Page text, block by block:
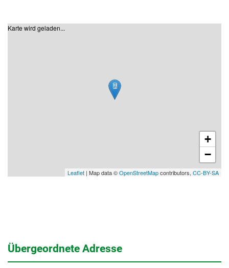
Karte wird geladen...
+
−
Leaflet | Map data ©OpenStreetMapcontributors, CC-BY-SA
Übergeordnete Adresse